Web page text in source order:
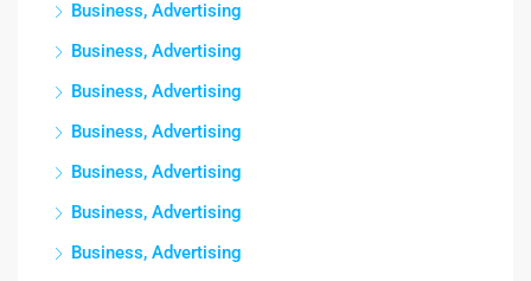
Business, Advertising
Business, Advertising
Business, Advertising
Business, Advertising
Business, Advertising
Business, Advertising
Business, Advertising